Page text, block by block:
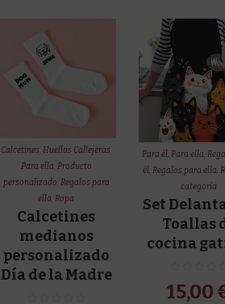
Calcetines, Huellas Callejeras,
Para ella, Producto
personalizado, Regalos para
ella,Ropa
Calcetines
medianos
personalizado
Día de la Madre
Para él, Para ella,
él,Regalos para ella,
categoría
Set
Toallas
cocina
15,00